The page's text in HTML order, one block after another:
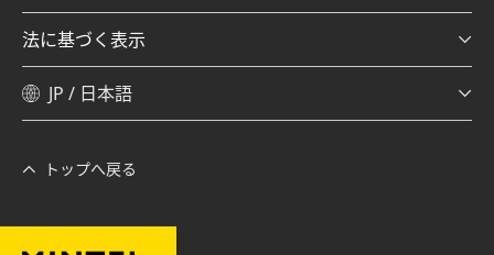
法に基づく表示
JP / 日本語
トップへ戻る